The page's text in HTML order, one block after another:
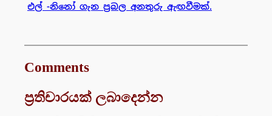
එල් -නිනෝ ගැන ප්‍රබල අනතුරු ඇඟවීමක්.
Comments
ප්‍රතිචාරයක් ලබාදෙන්න